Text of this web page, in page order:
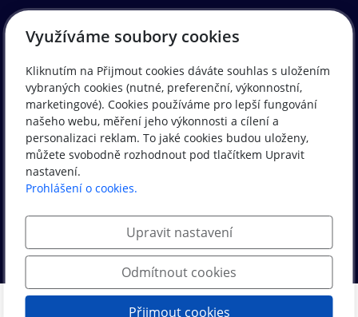
© 2024, Photon Energy Group
Využíváme soubory cookies
Kliknutím na Přijmout cookies dáváte souhlas s uložením
vybraných cookies (nutné, preferenční, výkonnostní,
marketingové). Cookies používáme pro lepší fungování
našeho webu, měření jeho výkonnosti a cílení a
personalizaci reklam. To jaké cookies budou uloženy,
můžete svobodně rozhodnout pod tlačítkem Upravit
nastavení.
Prohlášení o cookies.
Upravit nastavení
Odmítnout cookies
Přijmout cookies